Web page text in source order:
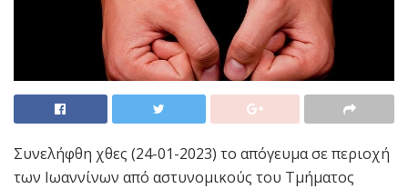
Συνελήφθη χθες (24-01-2023) το απόγευμα σε περιοχή
των Ιωαννίνων από αστυνομικούς του Τμήματος